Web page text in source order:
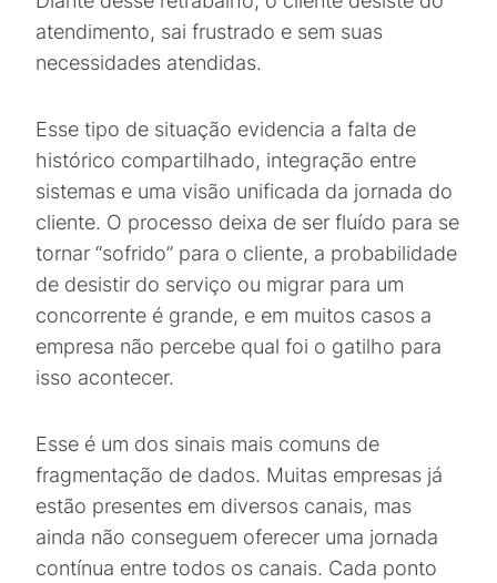
atendimento, sai frustrado e sem suas
necessidades atendidas.
Esse tipo de situação evidencia a falta de
histórico compartilhado, integração entre
sistemas e uma visão unificada da jornada do
cliente. O processo deixa de ser fluído para se
tornar “sofrido” para o cliente, a probabilidade
de desistir do serviço ou migrar para um
concorrente é grande, e em muitos casos a
empresa não percebe qual foi o gatilho para
isso acontecer.
Esse é um dos sinais mais comuns de
fragmentação de dados. Muitas empresas já
estão presentes em diversos canais, mas
ainda não conseguem oferecer uma jornada
contínua entre todos os canais. Cada ponto